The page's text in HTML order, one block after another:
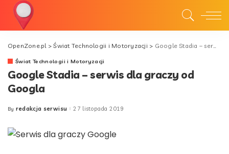
OpenZone.pl>Świat Technologii i Motoryzacji > Google Stadia – serwis dla graczy od Googla
Świat Technologii i Motoryzacji
Google Stadia – serwis dla graczy od
Googla
Posted
By redakcja serwisu 27 listopada 2019